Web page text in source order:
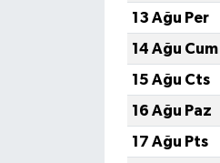
13 Ağu Per
14 Ağu Cum
15 Ağu Cts
16 Ağu Paz
17 Ağu Pts